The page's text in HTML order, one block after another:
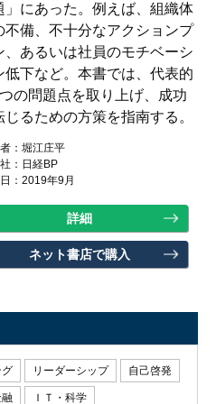
」にあった。例えば、組織体
不備、不十分なアクションプ
、あるいは社員のモチベーシ
低下など。本書では、代表的
の問題点を取り上げ、成功
じるための方策を指南する。
： 堀江庄平
： 日経BP
：2019年9月
詳細
ネット書店で購入
グ リーダーシップ 自己啓発
ＩＴ・科学